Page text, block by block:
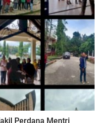
Perdana Mentri